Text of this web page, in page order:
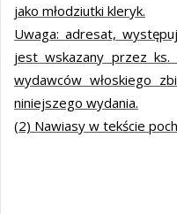
jako młodziutki kleryk.
Uwaga: adresat,
jest wskazany przez
wydawców włoskiego
niniejszego wydania.
(2) Nawiasy w tekście